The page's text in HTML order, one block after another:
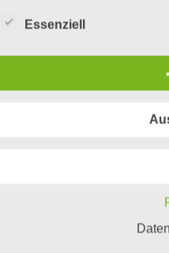
Veränderung, das Auslesen,
Bereitstellung, den Abgleich
Löschen oder die
d) Einschränkung der
Einschränkung der
Profiling ist jede Art der
Daten, die darin besteht,
Essenziell